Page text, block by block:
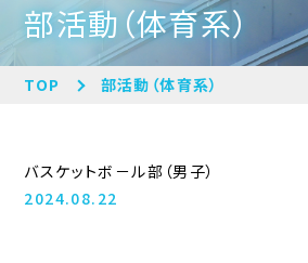
部活動（体育系）
TOP 部活動（体育系）
バスケットボ－ル部（男子）
2024.08.22